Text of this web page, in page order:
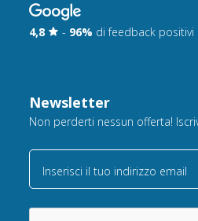
4,8 - 96% di feedback positivi
Newsletter
Non perderti nessun offerta!
Inserisci il tuo indirizzo email